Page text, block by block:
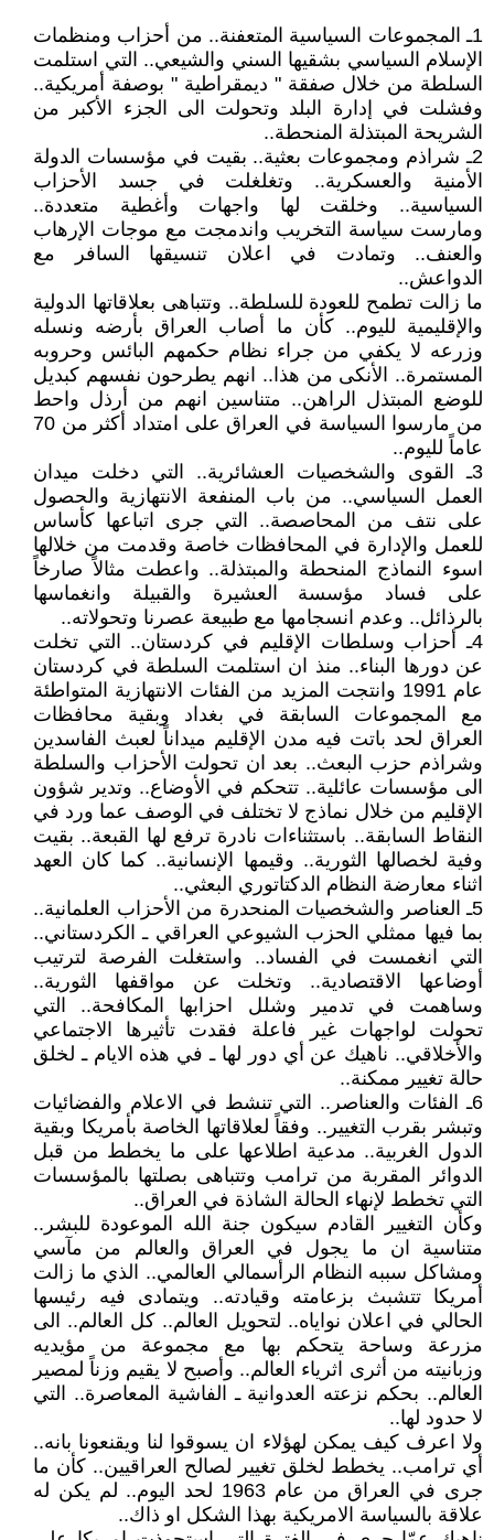
1ـ المجموعات السياسية المتعفنة.. من أحزاب ومنظمات
الإسلام السياسي بشقيها السني والشيعي.. التي استلمت
السلطة من خلال صفقة " ديمقراطية " بوصفة أمريكية..
وفشلت في إدارة البلد وتحولت الى الجزء الأكبر من
الشريحة المبتذلة المنحطة..
2ـ شراذم ومجموعات بعثية.. بقيت في مؤسسات الدولة
الأمنية والعسكرية.. وتغلغلت في جسد الأحزاب
السياسية.. وخلقت لها واجهات وأغطية متعددة..
ومارست سياسة التخريب واندمجت مع موجات الإرهاب
والعنف.. وتمادت في اعلان تنسيقها السافر مع
الدواعش..
ما زالت تطمح للعودة للسلطة.. وتتباهى بعلاقاتها الدولية
والإقليمية لليوم.. كأن ما أصاب العراق بأرضه ونسله
وزرعه لا يكفي من جراء نظام حكمهم البائس وحروبه
المستمرة.. الأنكى من هذا.. انهم يطرحون نفسهم كبديل
للوضع المبتذل الراهن.. متناسين انهم من أرذل واحط
من مارسوا السياسة في العراق على امتداد أكثر من 70
عاماً لليوم..
3ـ القوى والشخصيات العشائرية.. التي دخلت ميدان
العمل السياسي.. من باب المنفعة الانتهازية والحصول
على نتف من المحاصصة.. التي جرى اتباعها كأساس
للعمل والإدارة في المحافظات خاصة وقدمت من خلالها
اسوء النماذج المنحطة والمبتذلة.. واعطت مثالاً صارخاً
على فساد مؤسسة العشيرة والقبيلة وانغماسها
بالرذائل.. وعدم انسجامها مع طبيعة عصرنا وتحولاته..
4ـ أحزاب وسلطات الإقليم في كردستان.. التي تخلت
عن دورها البناء.. منذ ان استلمت السلطة في كردستان
عام 1991 وانتجت المزيد من الفئات الانتهازية المتواطئة
مع المجموعات السابقة في بغداد وبقية محافظات
العراق لحد باتت فيه مدن الإقليم ميداناً لعبث الفاسدين
وشراذم حزب البعث.. بعد ان تحولت الأحزاب والسلطة
الى مؤسسات عائلية.. تتحكم في الأوضاع.. وتدير شؤون
الإقليم من خلال نماذج لا تختلف في الوصف عما ورد في
النقاط السابقة.. باستثناءات نادرة ترفع لها القبعة.. بقيت
وفية لخصالها الثورية.. وقيمها الإنسانية.. كما كان العهد
اثناء معارضة النظام الدكتاتوري البعثي..
5ـ العناصر والشخصيات المنحدرة من الأحزاب العلمانية..
بما فيها ممثلي الحزب الشيوعي العراقي ـ الكردستاني..
التي انغمست في الفساد.. واستغلت الفرصة لترتيب
أوضاعها الاقتصادية.. وتخلت عن مواقفها الثورية..
وساهمت في تدمير وشلل احزابها المكافحة.. التي
تحولت لواجهات غير فاعلة فقدت تأثيرها الاجتماعي
والأخلاقي.. ناهيك عن أي دور لها ـ في هذه الايام ـ لخلق
حالة تغيير ممكنة..
6ـ الفئات والعناصر.. التي تنشط في الاعلام والفضائيات
وتبشر بقرب التغيير.. وفقاً لعلاقاتها الخاصة بأمريكا وبقية
الدول الغربية.. مدعية اطلاعها على ما يخطط من قبل
الدوائر المقربة من ترامب وتتباهى بصلتها بالمؤسسات
التي تخطط لإنهاء الحالة الشاذة في العراق..
وكأن التغيير القادم سيكون جنة الله الموعودة للبشر..
متناسية ان ما يجول في العراق والعالم من مآسي
ومشاكل سببه النظام الرأسمالي العالمي.. الذي ما زالت
أمريكا تتشبث بزعامته وقيادته.. ويتمادى فيه رئيسها
الحالي في اعلان نواياه.. لتحويل العالم.. كل العالم.. الى
مزرعة وساحة يتحكم بها مع مجموعة من مؤيديه
وزبانيته من أثرى اثرياء العالم.. وأصبح لا يقيم وزناً لمصير
العالم.. بحكم نزعته العدوانية ـ الفاشية المعاصرة.. التي
لا حدود لها..
ولا اعرف كيف يمكن لهؤلاء ان يسوقوا لنا ويقنعونا بانه..
أي ترامب.. يخطط لخلق تغيير لصالح العراقيين.. كأن ما
جرى في العراق من عام 1963 لحد اليوم.. لم يكن له
علاقة بالسياسة الامريكية بهذا الشكل او ذاك..